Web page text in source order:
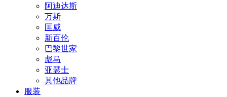
阿迪达斯
万斯
匡威
新百伦
巴黎世家
彪马
亚瑟士
其他品牌
服装